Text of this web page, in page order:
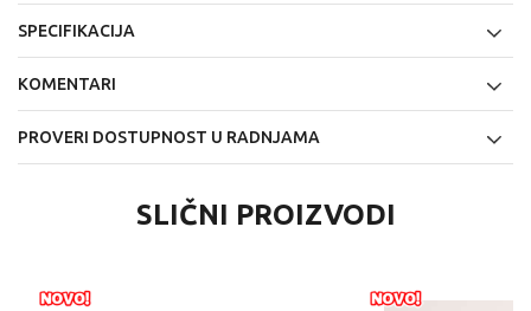
SPECIFIKACIJA
KOMENTARI
PROVERI DOSTUPNOST U RADNJAMA
SLIČNI PROIZVODI